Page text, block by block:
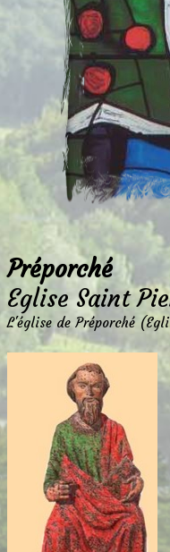
Préporché
Eglise Saint
L'église de Préporché